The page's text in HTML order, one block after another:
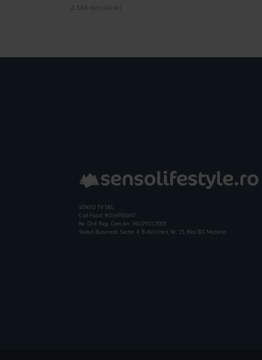
2.186 vizualizari
SENSO TV SRL
Cod Fiscal: RO14950647
Nr. Ord. Reg. Com./an: J40/2911/2005
Sediul: Bucuresti, Sector 4, B-dul Unirii, Nr. 15, Bloc B3, Mezanin